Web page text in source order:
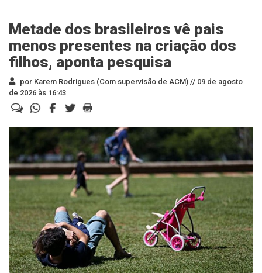
Metade dos brasileiros vê pais
menos presentes na criação dos
filhos, aponta pesquisa
por Karem Rodrigues (Com supervisão de ACM) // 09 de agosto
de 2026 às 16:43